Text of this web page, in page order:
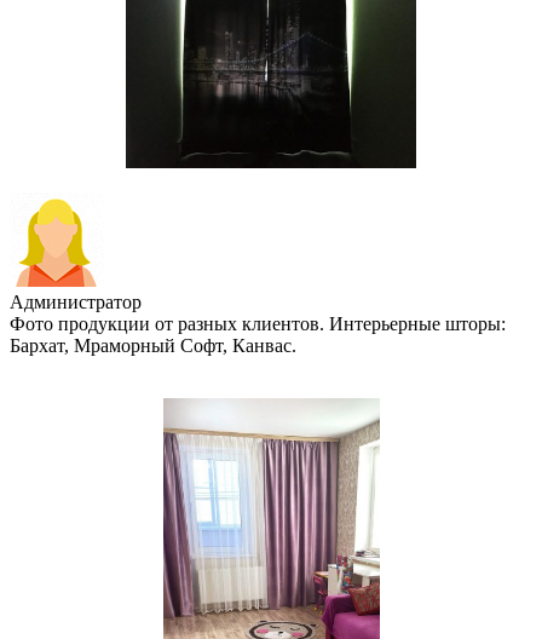
Администратор
Фото продукции от разных клиентов. Интерьерные шторы:
Бархат, Мраморный Софт, Канвас.